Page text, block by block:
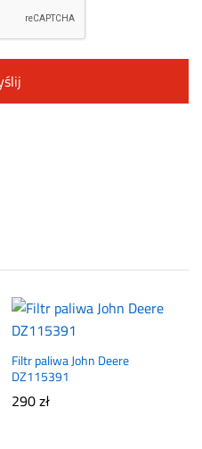
Filtr paliwa John Deere
DZ115391
290zł